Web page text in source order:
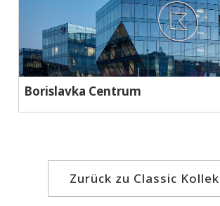
Borislavka Centrum
Zurück zu Classic